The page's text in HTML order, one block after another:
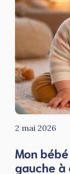
2 mai 2026
Mon
gauche